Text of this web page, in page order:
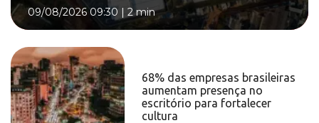
09/08/2026 09:30 | 2 min
68% das empresas brasileiras
aumentam presença no
escritório para fortalecer
cultura